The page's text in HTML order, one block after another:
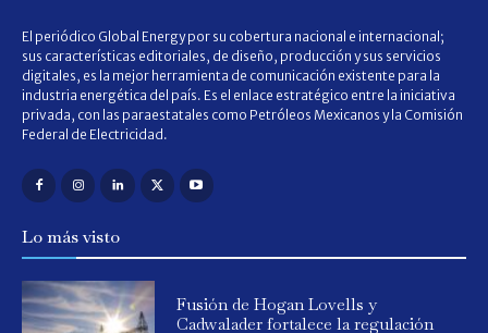
El periódico Global Energy por su cobertura nacional e internacional;
sus características editoriales, de diseño, producción y sus servicios
digitales, es la mejor herramienta de comunicación existente para la
industria energética del país. Es el enlace estratégico entre la iniciativa
privada, con las paraestatales como Petróleos Mexicanos y la Comisión
Federal de Electricidad.
Lo más visto
Fusión de Hogan Lovells y
Cadwalader fortalece la regulación